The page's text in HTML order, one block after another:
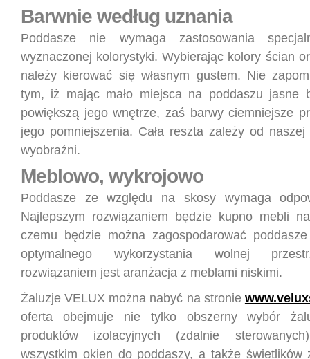
Barwnie według uznania
Poddasze nie wymaga zastosowania
wyznaczonej kolorystyki. Wybierając kolory ścian
należy kierować się własnym gustem. Nie
tym, iż mając mało miejsca na poddaszu jasne
powiększą jego wnętrze, zaś barwy ciemniejsze
jego pomniejszenia. Cała reszta zależy od naszej
wyobraźni.
Meblowo, wykrojowo
Poddasze ze względu na skosy wymaga
Najlepszym rozwiązaniem będzie kupno mebli
czemu będzie można zagospodarować
optymalnego wykorzystania wolnej
rozwiązaniem jest aranżacja z meblami niskimi.
Żaluzje VELUX można nabyć na stronie
oferta obejmuje nie tylko obszerny wybór
produktów izolacyjnych (zdalnie
wszystkim okien do poddaszy, a także świetlików